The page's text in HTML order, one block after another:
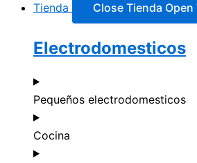
Tienda
Close Tienda Open
Electrodomesticos
Pequeños electrodomesticos
Cocina